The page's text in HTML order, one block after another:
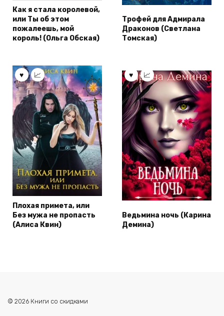
Как я стала королевой,
или Ты об этом
пожалеешь, мой
король! (Ольга Обская)
Трофей для Адмирала
Драконов (Светлана
Томская)
Плохая примета, или
Без мужа не пропасть
(Алиса Квин)
Ведьмина ночь (Карина
Демина)
© 2026 Книги со скидками